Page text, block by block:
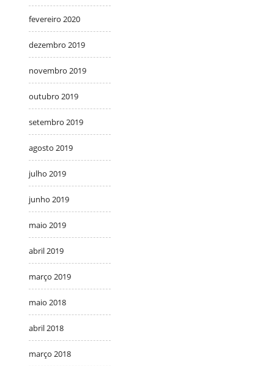
fevereiro 2020
dezembro 2019
novembro 2019
outubro 2019
setembro 2019
agosto 2019
julho 2019
junho 2019
maio 2019
abril 2019
março 2019
maio 2018
abril 2018
março 2018